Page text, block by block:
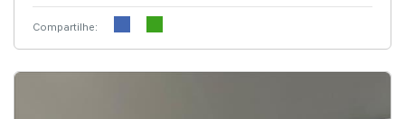
Compartilhe: